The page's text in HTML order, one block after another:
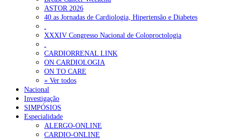
ASTOR 2026
40.as Jornadas de Cardiologia, Hipertensão e Diabetes
XXXIV Congresso Nacional de Coloproctologia
CARDIORRENAL LINK
ON CARDIOLOGIA
ON TO CARE
» Ver todos
Nacional
Investigação
SIMPÓSIOS
Especialidade
ALERGO-ONLINE
CARDIO-ONLINE